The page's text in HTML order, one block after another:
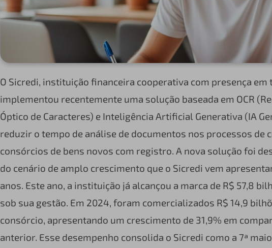
O Sicredi, instituição financeira cooperativa com presença em
implementou recentemente uma solução baseada em OCR
Óptico de Caracteres) e Inteligência Artificial Generativa (IA
reduzir o tempo de análise de documentos nos processos de
consórcios de bens novos com registro. A nova solução foi
do cenário de amplo crescimento que o Sicredi vem
anos. Este ano, a instituição já alcançou a marca de R$ 57,8
sob sua gestão. Em 2024, foram comercializados R$ 14,9
consórcio, apresentando um crescimento de 31,9% em
anterior. Esse desempenho consolida o Sicredi como a 7ª